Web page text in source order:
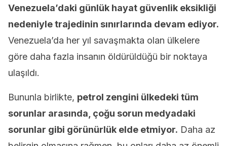
Venezuela’daki günlük hayat güvenlik eksikliği
nedeniyle trajedinin sınırlarında devam ediyor.
Venezuela’da her yıl savaşmakta olan ülkelere
göre daha fazla insanın öldürüldüğü bir noktaya
ulaşıldı.
Bununla birlikte, petrol zengini ülkedeki tüm
sorunlar arasında, çoğu sorun medyadaki
sorunlar gibi görünürlük elde etmiyor. Daha az